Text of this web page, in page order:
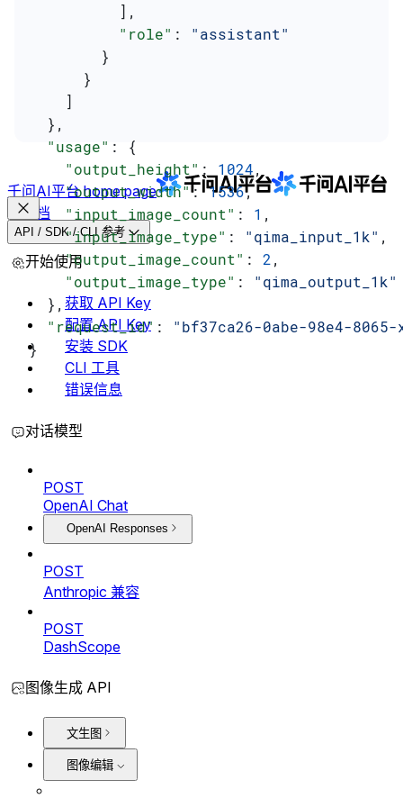
          ],
          "role"
: "assistant"
        }
      }
    ]
  },
  "usage"
: {
    "output_height"
: 1024,
    "output_width"
: 1536,
    "input_image_count"
: 1 ,
    "input_image_type"
: "qima_input_1k" ,
    "output_image_count"
: 2 ,
    "output_image_type"
: "qima_output_1k"
  },
  "request_id"
: "bf37ca26-0abe-98e4-
}
千问AI平台home page
文档
API / SDK / CLI 参考
开始使用
获取 API Key
配置 API Key
安装 SDK
CLI 工具
错误信息
对话模型
POST
OpenAI Chat
OpenAI Responses
POST
Anthropic 兼容
POST
DashScope
图像生成 API
文生图
图像编辑